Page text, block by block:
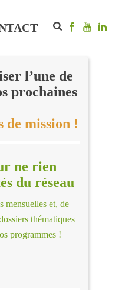
l’une de
prochaines
de mission !
ne rien
du réseau
mensuelles et, de
thématiques
programmes !